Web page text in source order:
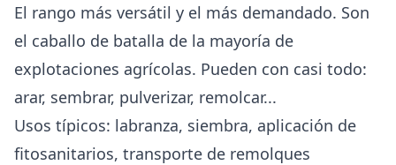
El rango más versátil y el más demandado. Son
el caballo de batalla de la mayoría de
explotaciones agrícolas. Pueden con casi todo:
arar, sembrar, pulverizar, remolcar...
Usos típicos: labranza, siembra, aplicación de
fitosanitarios, transporte de remolques